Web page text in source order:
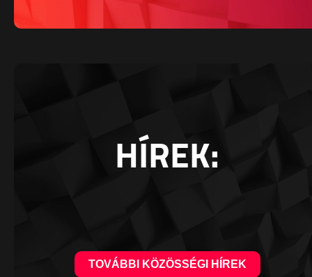
HÍREK:
TOVÁBBI KÖZÖSSÉGI HÍREK